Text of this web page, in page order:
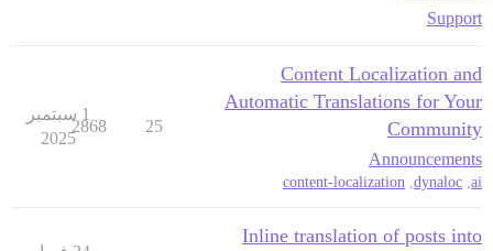
Support
Content Localization and
Automatic Translations for Your
Community
Announcements
ai
dynaloc
content-localization
25
2868
1 سبتمبر
2025
Inline translation of posts into